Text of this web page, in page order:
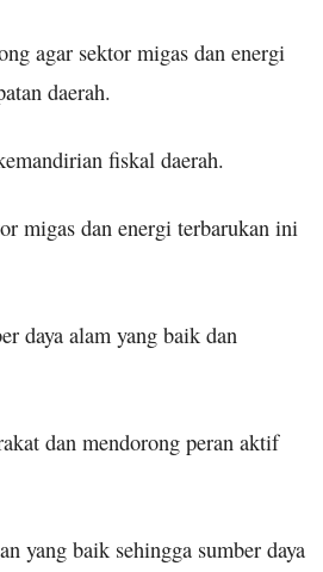
agar sektor migas dan energi
daerah.
fiskal daerah.
migas dan energi terbarukan ini
daya alam yang baik dan
dan mendorong peran aktif
yang baik sehingga sumber daya